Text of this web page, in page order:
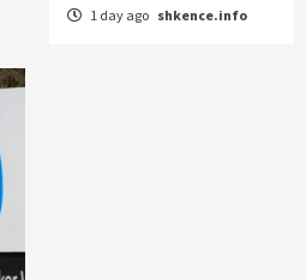
1 day ago shkence.info